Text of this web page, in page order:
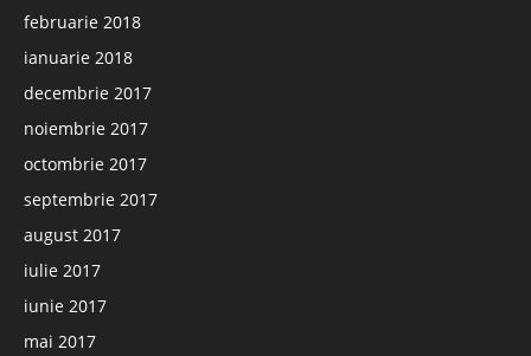
februarie 2018
ianuarie 2018
decembrie 2017
noiembrie 2017
octombrie 2017
septembrie 2017
august 2017
iulie 2017
iunie 2017
mai 2017